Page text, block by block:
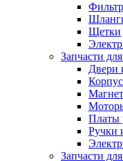
Щетки
Запчасти
Двери
Платы
Ручки
Запчасти